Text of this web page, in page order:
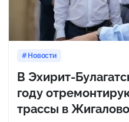
Новости
В Эхирит-
году
трассы в Жигалово